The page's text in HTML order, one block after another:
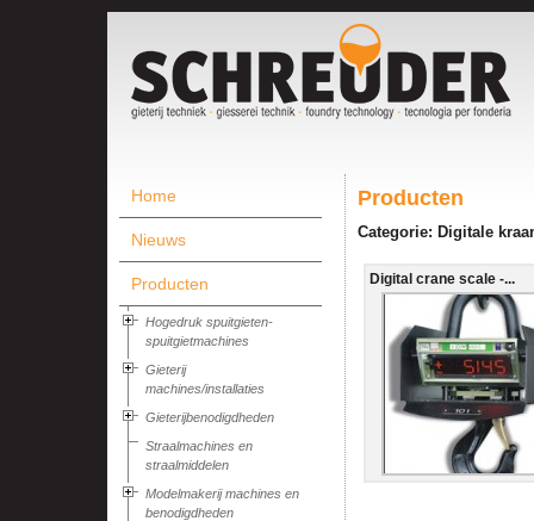
Home
Nieuws
Producten
Hogedruk spuitgieten-
spuitgietmachines
Gieterij
machines/installaties
Gieterijbenodigdheden
Straalmachines en
straalmiddelen
Modelmakerij machines en
benodigdheden
Producten
Categorie: Digitale
Digital crane scale -...